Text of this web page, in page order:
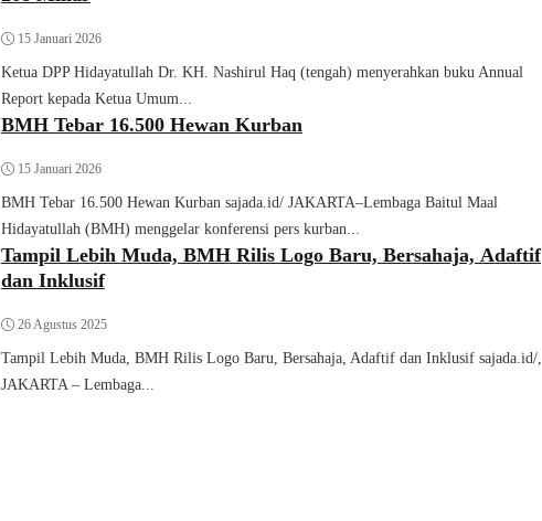
15 Januari 2026
Ketua DPP Hidayatullah Dr. KH. Nashirul Haq (tengah) menyerahkan buku Annual
Report kepada Ketua Umum...
BMH Tebar 16.500 Hewan Kurban
15 Januari 2026
BMH Tebar 16.500 Hewan Kurban sajada.id/ JAKARTA–Lembaga Baitul Maal
Hidayatullah (BMH) menggelar konferensi pers kurban...
Tampil Lebih Muda, BMH Rilis Logo Baru, Bersahaja, Adaftif
dan Inklusif
26 Agustus 2025
Tampil Lebih Muda, BMH Rilis Logo Baru, Bersahaja, Adaftif dan Inklusif sajada.id/,
JAKARTA – Lembaga...